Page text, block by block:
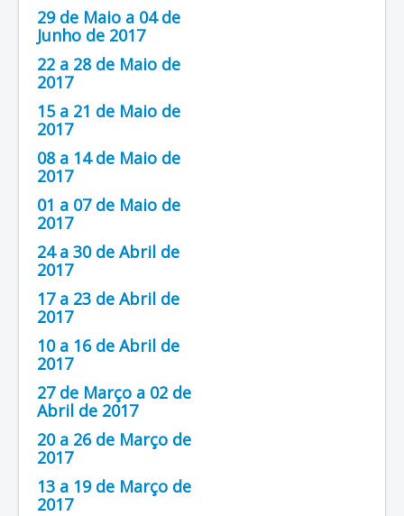
29 de Maio a 04 de
Junho de 2017
22 a 28 de Maio de
2017
15 a 21 de Maio de
2017
08 a 14 de Maio de
2017
01 a 07 de Maio de
2017
24 a 30 de Abril de
2017
17 a 23 de Abril de
2017
10 a 16 de Abril de
2017
27 de Março a 02 de
Abril de 2017
20 a 26 de Março de
2017
13 a 19 de Março de
2017